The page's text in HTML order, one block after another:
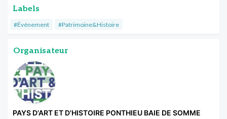
Labels
#Événement #Patrimoine&Histoire
Organisateur
PAYS D'ART ET D'HISTOIRE PONTHIEU BAIE DE SOMME